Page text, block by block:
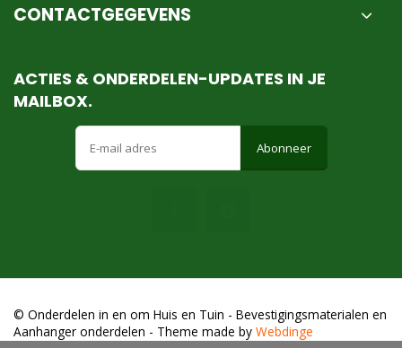
CONTACTGEGEVENS
ACTIES & ONDERDELEN-UPDATES IN JE
MAILBOX.
Abonneer
© Onderdelen in en om Huis en Tuin - Bevestigingsmaterialen en
Aanhanger onderdelen - Theme made by Webdinge